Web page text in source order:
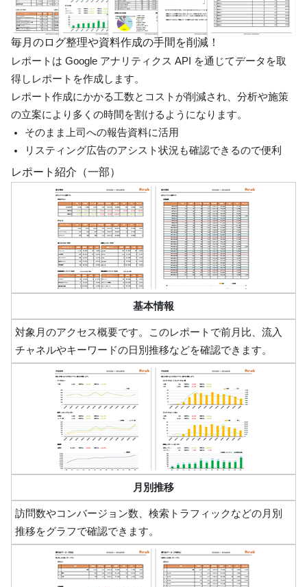
毎月のログ整理や資料作成の手間を削減！
レポートは Google アナリティクス API を通じてデータを取
得しレポートを作成します。
レポート作成にかかる工数とコストが削減され、分析や施策
の立案により多くの時間を割けるようになります。
そのまま上司への報告資料に活用
リスティング広告のアシスト状況も確認できるので便利
レポート紹介（一部）
基本情報
対象月のアクセス概要です。このレポートで前月比、流入
チャネルやキーワードの日別推移などを確認できます。
月別推移
訪問数やコンバージョン数、検索トラフィックなどの月別
推移をグラフで確認できます。